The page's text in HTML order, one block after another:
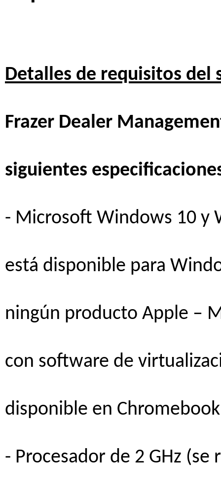
Detalles de requisitos del
Frazer Dealer
siguientes
- Microsoft Windows 10 y
está disponible para
ningún producto Apple –
con software de
disponible en
- Procesador de 2 GHz (se